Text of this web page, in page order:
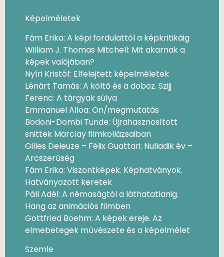
Képelméletek
Fám Erika: A képi fordulattól a képkritikáig
William J. Thomas Mitchell: Mit akarnak a
képek valójában?
Nyíri Kristóf: Elfelejtett képelméletek
Lénárt Tamás: A költő és a doboz. Szijj
Ferenc: A tárgyak súlya
Emmanuel Alloa: Ön/megmutatás
Bodoni-Dombi Tünde: Újrahasznosított
snittek Marclay filmkollázsaiban
Gilles Deleuze – Félix Guattari: Nulladik év –
Arcszerűség
Fám Erika: Viszontképek. Képhatványok.
Hatványozott keretek
Páll Adél: A némaságtól a láthatatlanig.
Hang az animációs filmben
Gottfried Boehm: A képek ereje. Az
elmebetegek művészete és a képelmélet
Szemle